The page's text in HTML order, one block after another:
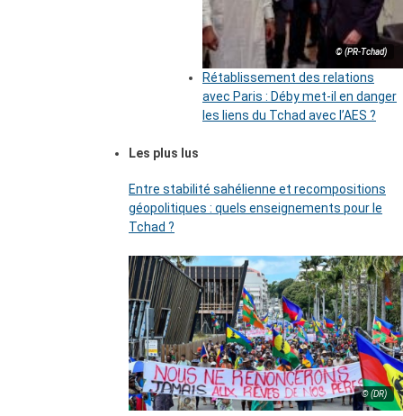
© (PR-Tchad)
Rétablissement des relations
avec Paris : Déby met-il en danger
les liens du Tchad avec l’AES ?
Les plus lus
Entre stabilité sahélienne et recompositions
géopolitiques : quels enseignements pour le
Tchad ?
© (DR)